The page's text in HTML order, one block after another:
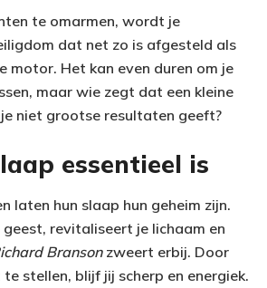
te omarmen, wordt je
dat net zo is afgesteld als
motor. Het kan even duren om je
maar wie zegt dat een kleine
niet grootse resultaten geeft?
essentieel is
laten hun slaap hun geheim zijn.
revitaliseert je lichaam en
Bransonzweert erbij. Door
stellen, blijf jij scherp en energiek.